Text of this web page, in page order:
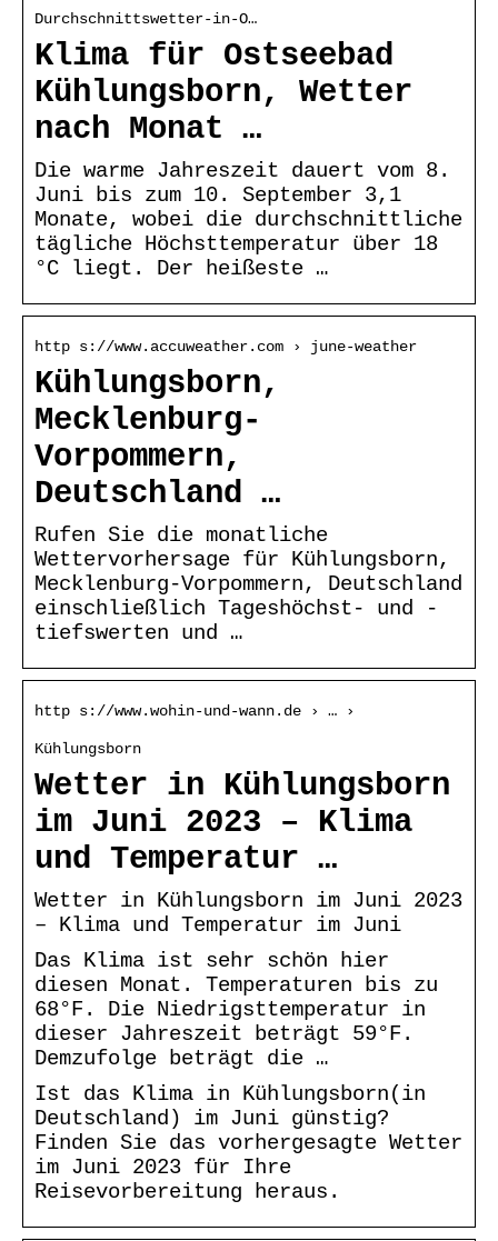
Durchschnittswetter-in-O…
Klima für Ostseebad
Kühlungsborn, Wetter
nach Monat …
Die warme Jahreszeit dauert vom 8.
Juni bis zum 10. September 3,1
Monate, wobei die durchschnittliche
tägliche Höchsttemperatur über 18
°C liegt. Der heißeste …
http s://www.accuweather.com › june-weather
Kühlungsborn,
Mecklenburg-
Vorpommern,
Deutschland …
Rufen Sie die monatliche
Wettervorhersage für Kühlungsborn,
Mecklenburg-Vorpommern, Deutschland
einschließlich Tageshöchst- und -
tiefswerten und …
http s://www.wohin-und-wann.de › … ›
Kühlungsborn
Wetter in Kühlungsborn
im Juni 2023 – Klima
und Temperatur …
Wetter in Kühlungsborn im Juni 2023
– Klima und Temperatur im Juni
Das Klima ist sehr schön hier
diesen Monat. Temperaturen bis zu
68°F. Die Niedrigsttemperatur in
dieser Jahreszeit beträgt 59°F.
Demzufolge beträgt die …
Ist das Klima in Kühlungsborn(in
Deutschland) im Juni günstig?
Finden Sie das vorhergesagte Wetter
im Juni 2023 für Ihre
Reisevorbereitung heraus.